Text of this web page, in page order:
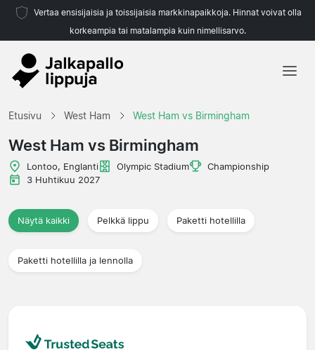
Vertaa ensisijaisia ja toissijaisia markkinapaikkoja. Hinnat voivat olla
korkeampia tai matalampia kuin nimellisarvo.
Liigat
Etusivu West Ham West Ham vs Birmingham
West Ham vs Birmingham
Lontoo, Englanti Olympic Stadium
Championship
3 Huhtikuu 2027
Näytä kaikki Pelkkä lippu Paketti hotellilla
Paketti hotellilla ja lennolla